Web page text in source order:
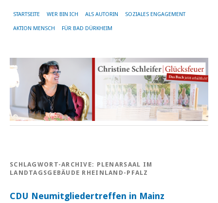
STARTSEITE WER BIN ICH ALS AUTORIN SOZIALES ENGAGEMENT
AKTION MENSCH FÜR BAD DÜRKHEIM
SCHLAGWORT-ARCHIVE: PLENARSAAL IM
LANDTAGSGEBÄUDE RHEINLAND-PFALZ
CDU Neumitgliedertreffen in Mainz